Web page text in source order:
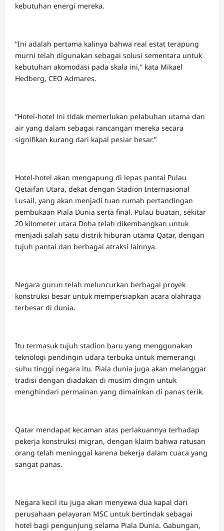
kebutuhan energi mereka.
“Ini adalah pertama kalinya bahwa real estat terapung
murni telah digunakan sebagai solusi sementara untuk
kebutuhan akomodasi pada skala ini,” kata Mikael
Hedberg, CEO Admares.
“Hotel-hotel ini tidak memerlukan pelabuhan utama dan
air yang dalam sebagai rancangan mereka secara
signifikan kurang dari kapal pesiar besar.”
Hotel-hotel akan mengapung di lepas pantai Pulau
Qetaifan Utara, dekat dengan Stadion Internasional
Lusail, yang akan menjadi tuan rumah pertandingan
pembukaan Piala Dunia serta final. Pulau buatan, sekitar
20 kilometer utara Doha telah dikembangkan untuk
menjadi salah satu distrik hiburan utama Qatar, dengan
tujuh pantai dan berbagai atraksi lainnya.
Negara gurun telah meluncurkan berbagai proyek
konstruksi besar untuk mempersiapkan acara olahraga
terbesar di dunia.
Itu termasuk tujuh stadion baru yang menggunakan
teknologi pendingin udara terbuka untuk memerangi
suhu tinggi negara itu. Piala dunia juga akan melanggar
tradisi dengan diadakan di musim dingin untuk
menghindari permainan yang dimainkan di panas terik.
Qatar mendapat kecaman atas perlakuannya terhadap
pekerja konstruksi migran, dengan klaim bahwa ratusan
orang telah meninggal karena bekerja dalam cuaca yang
sangat panas.
Negara kecil itu juga akan menyewa dua kapal dari
perusahaan pelayaran MSC untuk bertindak sebagai
hotel bagi pengunjung selama Piala Dunia. Gabungan,